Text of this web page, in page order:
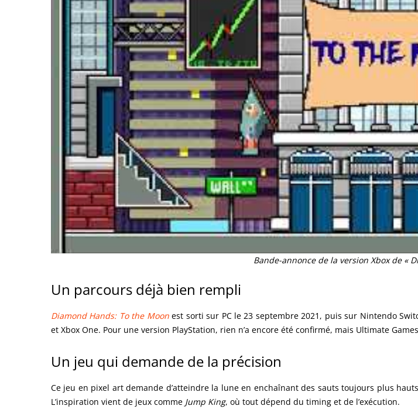
Bande-annonce de la version Xbox de «
Un parcours déjà bien rempli
Diamond Hands: To the Moonest sorti sur PC le 23 septembre 2021, puis sur Nintendo
et Xbox One. Pour une version PlayStation, rien n’a encore été confirmé, mais Ultimate
Un jeu qui demande de la précision
Ce jeu en pixel art demande d’atteindre la lune en enchaînant des sauts toujours plus
L’inspiration vient de jeux comme Jump King, où tout dépend du timing et de l’exécution.